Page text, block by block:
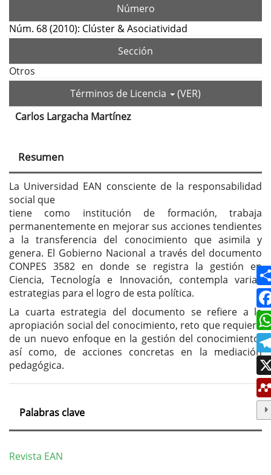
Número
Núm. 68 (2010): Clúster & Asociatividad
Sección
Otros
Términos de Licencia
(VER)
Contenido
principal
del
artículo
Carlos Largacha Martínez
Resumen
La Universidad EAN consciente de la responsabilidad
social que
tiene como institución de formación, trabaja
permanentemente en mejorar sus acciones tendientes
a la transferencia del conocimiento que asimila y
genera. El Gobierno Nacional a través del documento
CONPES 3582 en donde se registra la gestión en
Ciencia, Tecnología e Innovación, contempla varias
estrategias para el logro de esta política.
La cuarta estrategia del documento se refiere a la
apropiación social del conocimiento, reto que requiere
de un nuevo enfoque en la gestión del conocimiento,
así como, de acciones concretas en la mediación
pedagógica.
Palabras clave
Revista EAN